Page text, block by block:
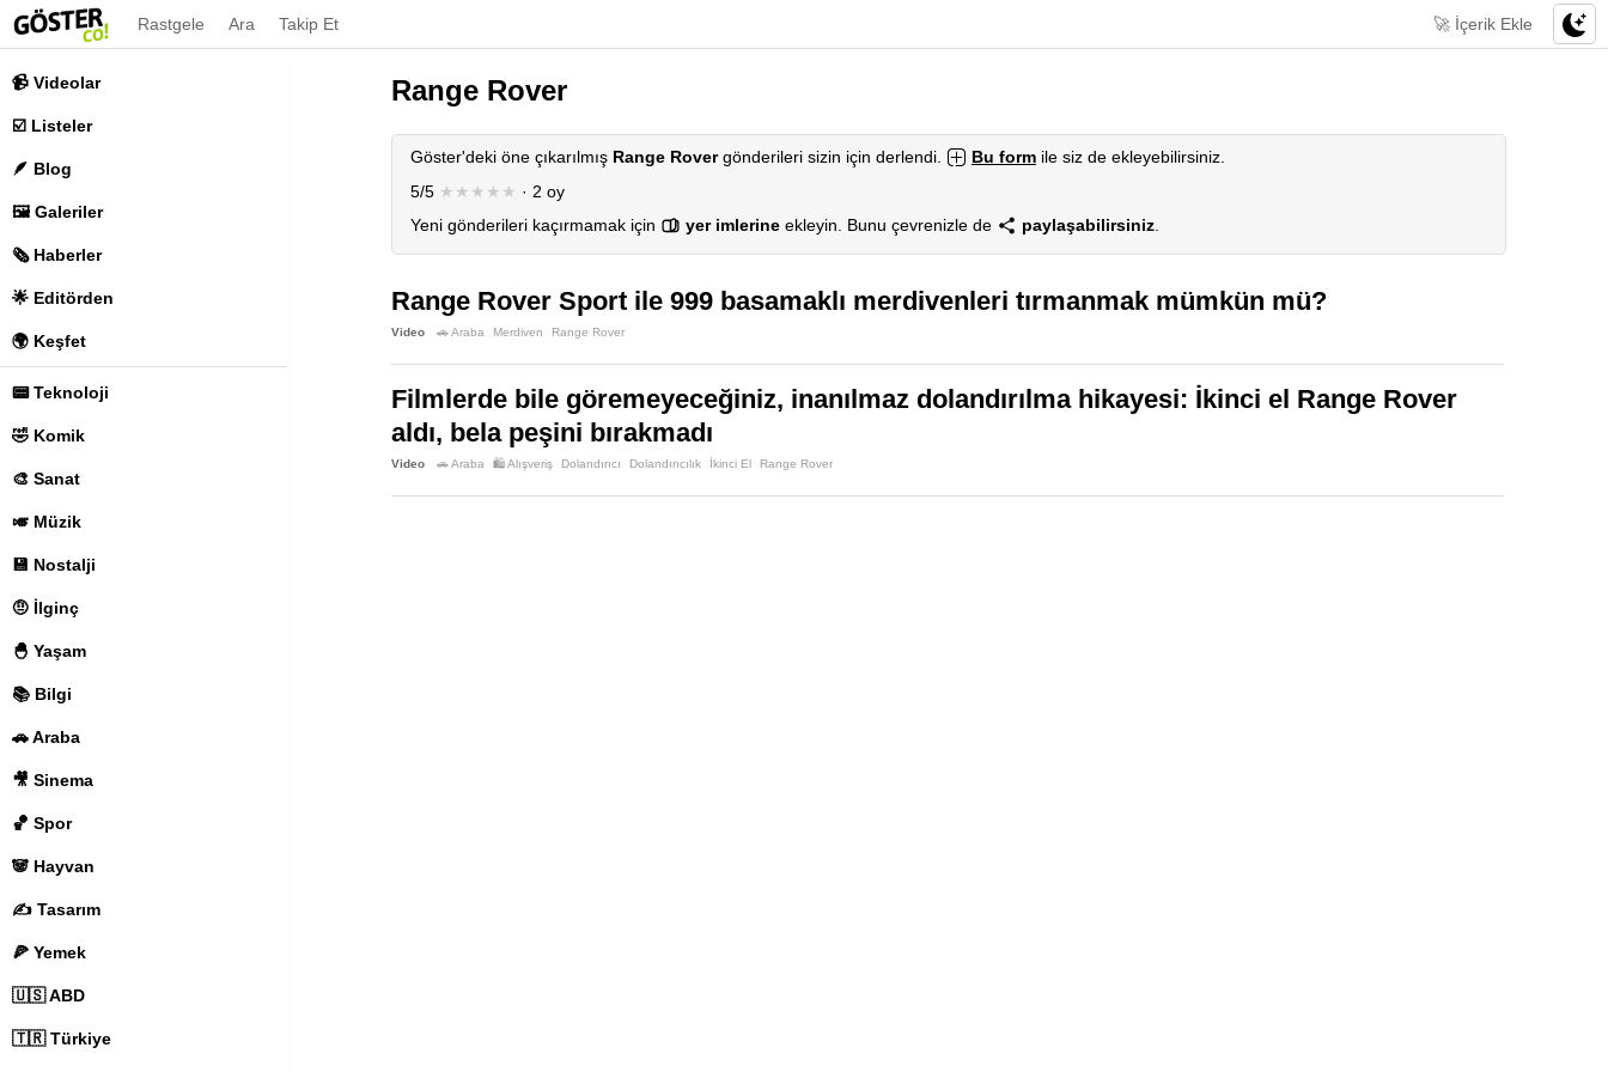
📹 Videolar
☑️ Listeler
🪶 Blog
🖼️ Galeriler
🗞️ Haberler
🌟 Editörden
🌍 Keşfet
📟 Teknoloji
🤣 Komik
🎨 Sanat
🎺 Müzik
💾 Nostalji
🤨 İlginç
🐣 Yaşam
📚 Bilgi
🚗 Araba
🎥 Sinema
🏀 Spor
🐼 Hayvan
✍️ Tasarım
🍕 Yemek
🇺🇸 ABD
🇹🇷 Türkiye
Rastgele Ara Takip Et 🚀 İçerik Ekle
Range Rover
Göster'deki öne çıkarılmış Range Rovergönderileri sizin için derlendi. Bu form ile siz de ekleyebilirsiniz.
5/5 ★★★★★ · 2 oy
Yeni gönderileri kaçırmamak için
yer imlerine ekleyin. Bunu çevrenizle de paylaşabilirsiniz
Range Rover Sport ile 999 basamaklı merdivenleri tırmanmak mümkün mü?
Video 🚗 Araba Merdiven Range Rover
Filmlerde bile göremeyeceğiniz, inanılmaz dolandırılma hikayesi: İkinci el Range Rover
aldı, bela peşini bırakmadı
Video 🚗 Araba 🛍️ Alışveriş Dolandırıcı Dolandırıcılık İkinci El Range Rover